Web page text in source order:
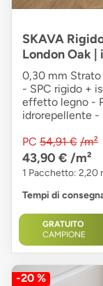
SKAVA
London Oak
0,30 mm Strato
- SPC rigido +
effetto legno -
idrorepellente -
PC 54,91 € /m²
43,90 € /m²
1 Pacchetto: 2,20
Tempi di
GRATUITO
CAMPIONE
-20 %